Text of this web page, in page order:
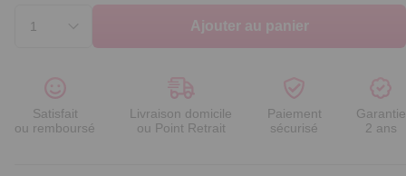
Ajouter au panier
Satisfait
ou remboursé
Livraison domicile
ou Point Retrait
Paiement
sécurisé
Garantie
2 ans